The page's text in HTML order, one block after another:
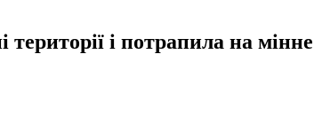
і потрапила на мінне